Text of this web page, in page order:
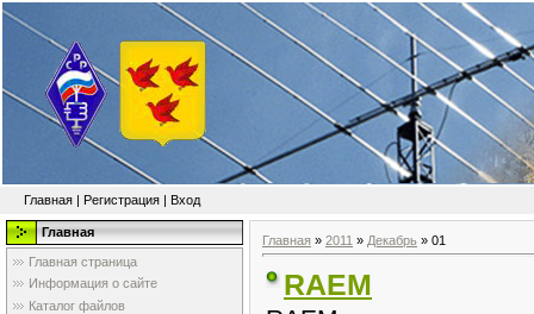
Главная | Регистрация | Вход
Главная
Главная страница
Информация о сайте
Каталог файлов
Главная » 2011 » Декабрь » 01
RAEM